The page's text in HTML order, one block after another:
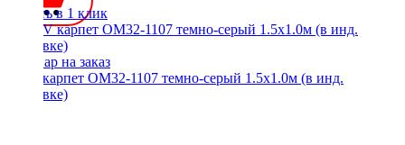
Купить в 1 клик
ACV карпет OM32-1107 темно-серый 1.5х1.0м (в инд.
упаковке)